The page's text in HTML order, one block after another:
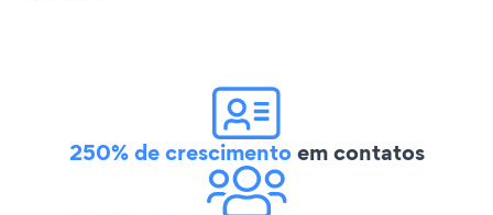
250% de crescimentoem contatos